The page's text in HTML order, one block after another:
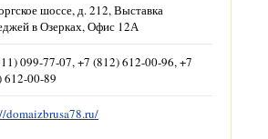
шоссе, д. 212, Выставка
в Озерках, Офис 12А
099-77-07, +7 (812) 612-00-96, +7
612-00-89
domaizbrusa78.ru/